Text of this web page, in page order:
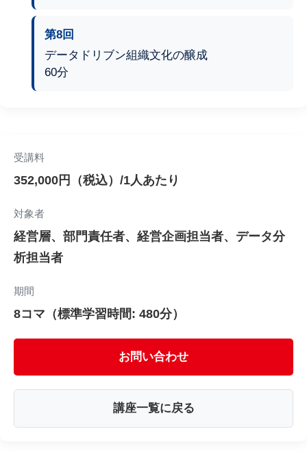
第8回
データドリブン組織文化の醸成
60分
受講料
352,000円（税込）/1人あたり
対象者
経営層、部門責任者、経営企画担当者、データ分
析担当者
期間
8コマ（標準学習時間: 480分）
お問い合わせ
講座一覧に戻る